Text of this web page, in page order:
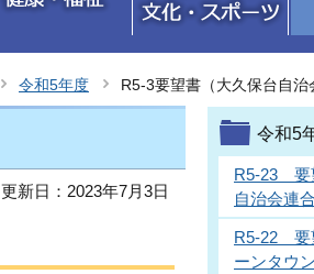
令和5年度 R5-3要望書（大久保台自治
更新日：2023年7月3日
令和5
R5-23 要
自治会連合
R5-22 要
ーンタウ